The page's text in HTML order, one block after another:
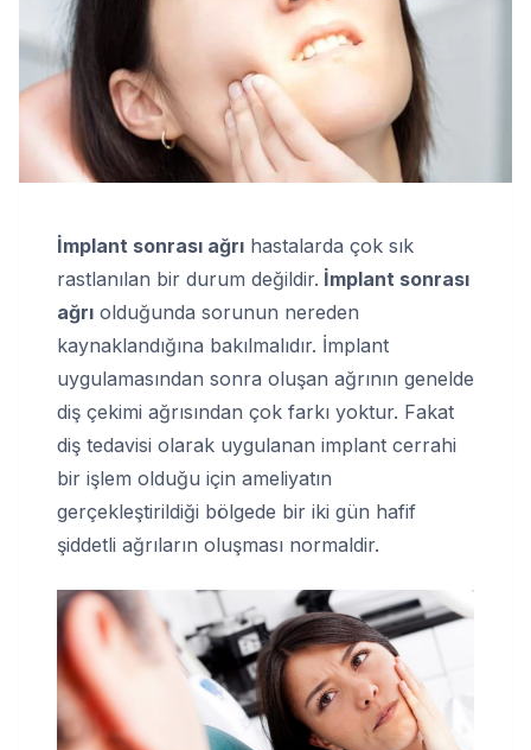
İmplant sonrası ağrı hastalarda çok sık
rastlanılan bir durum değildir. İmplant sonrası
ağrı olduğunda sorunun nereden
kaynaklandığına bakılmalıdır. İmplant
uygulamasından sonra oluşan ağrının genelde
diş çekimi ağrısından çok farkı yoktur. Fakat
diş tedavisi olarak uygulanan implant cerrahi
bir işlem olduğu için ameliyatın
gerçekleştirildiği bölgede bir iki gün hafif
şiddetli ağrıların oluşması normaldir.